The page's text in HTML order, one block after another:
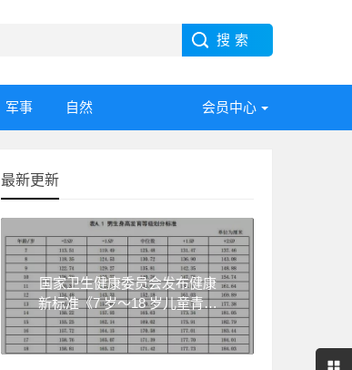
军事 自然 会员中心
最新更新
国家卫生健康委员会发布健康
新标准《7 岁～18 岁儿童青少
年身高发育等级评价》